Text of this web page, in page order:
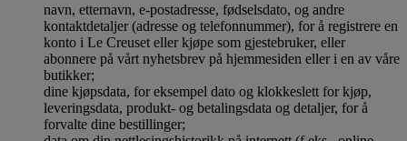
navn, etternavn, e-postadresse, fødselsdato, og andre
kontaktdetaljer (adresse og telefonnummer), for å registrere en
konto i Le Creuset eller kjøpe som gjestebruker, eller
abonnere på vårt nyhetsbrev på hjemmesiden eller i en av våre
butikker;
dine kjøpsdata, for eksempel dato og klokkeslett for kjøp,
leveringsdata, produkt- og betalingsdata og detaljer, for å
forvalte dine bestillinger;